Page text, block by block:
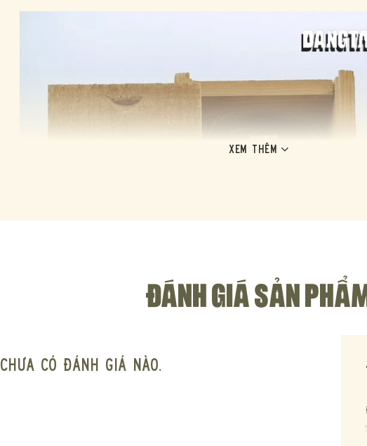
XEM THÊM
ĐÁNH GIÁ SẢN
Chưa có đánh giá nào.